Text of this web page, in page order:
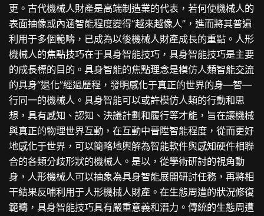
更。古代機械人財產是高端制造業的代表，若何使機械人的
表面抽像或內涵智能程度變得“越來越像人”，進而將其普遍
利用于多個範疇，已成為以後機械人財產成長的重點。人形
機械人的焦點技巧在于具身智能技巧，具身智能技巧是主要
的成長標的目的。具身智能的焦點理念是模仿人類智能交流
的具身“退化”經過歷程，發明感化于真正的世界的身—智—
行同一的機械人。具身智能可以或許模仿人類的行動和思
想，具有感知、認知、決議計劃和履行等才能，旨在讓機械
與真正的物理世界互動，在互動中晉陞智能程度，從而更好
地感化于世界，可以簡略地輿解為智能軟件與感知硬件相聯
合的各類分歧形狀的機械人。是以，從學術研討的視角動
身，人形機械人可以抽象為具身智能展開研討任務，再將相
干結果反哺利用于人形機械人財產。在生態周遭的狀況修復
範疇，具身智能技巧具有嚴重意義和潛力。傳統的生態周遭